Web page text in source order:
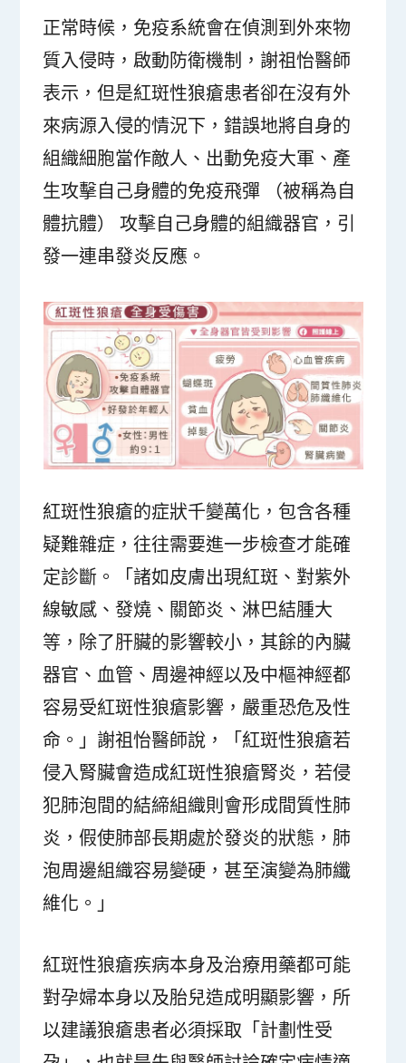
正常時候，免疫系統會在偵測到外來物
質入侵時，啟動防衛機制，謝祖怡醫師
表示，但是紅斑性狼瘡患者卻在沒有外
來病源入侵的情況下，錯誤地將自身的
組織細胞當作敵人、出動免疫大軍、產
生攻擊自己身體的免疫飛彈 （被稱為自
體抗體） 攻擊自己身體的組織器官，引
發一連串發炎反應。
紅斑性狼瘡的症狀千變萬化，包含各種
疑難雜症，往往需要進一步檢查才能確
定診斷。「諸如皮膚出現紅斑、對紫外
線敏感、發燒、關節炎、淋巴結腫大
等，除了肝臟的影響較小，其餘的內臟
器官、血管、周邊神經以及中樞神經都
容易受紅斑性狼瘡影響，嚴重恐危及性
命。」謝祖怡醫師說，「紅斑性狼瘡若
侵入腎臟會造成紅斑性狼瘡腎炎，若侵
犯肺泡間的結締組織則會形成間質性肺
炎，假使肺部長期處於發炎的狀態，肺
泡周邊組織容易變硬，甚至演變為肺纖
維化。」
紅斑性狼瘡疾病本身及治療用藥都可能
對孕婦本身以及胎兒造成明顯影響，所
以建議狼瘡患者必須採取「計劃性受